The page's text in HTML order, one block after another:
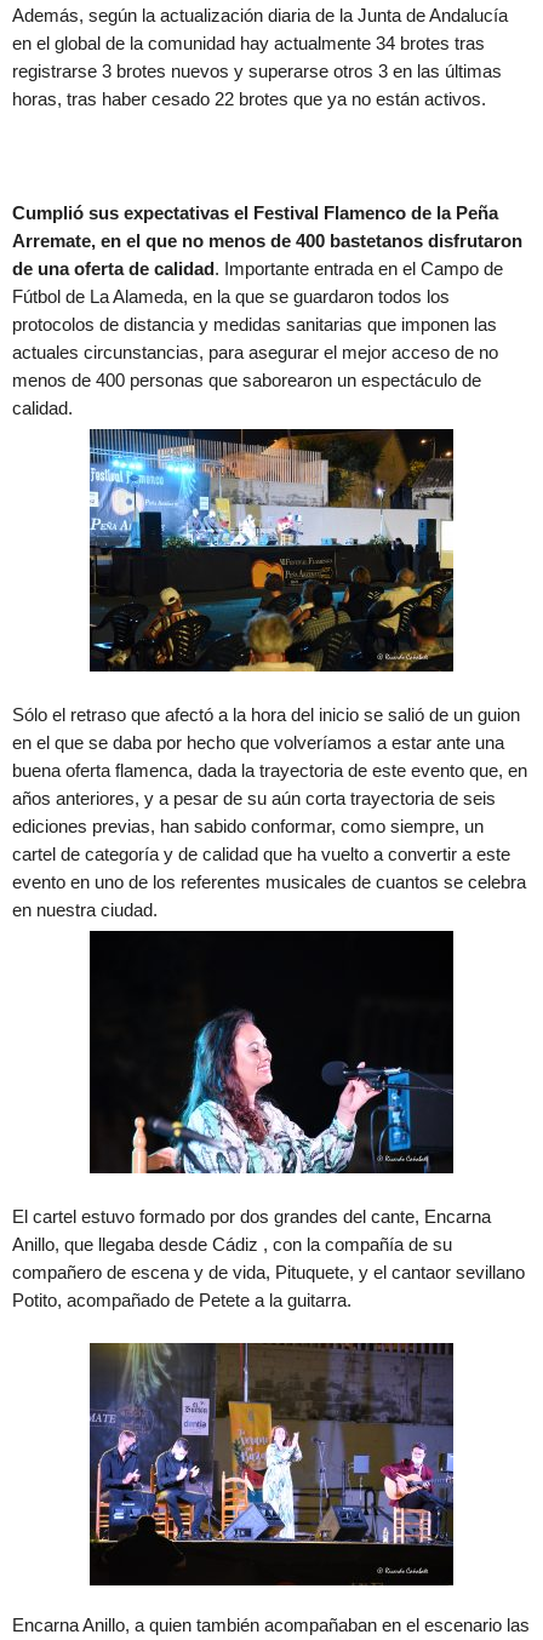
Además, según la actualización diaria de la Junta de Andalucía
en el global de la comunidad hay actualmente 34 brotes tras
registrarse 3 brotes nuevos y superarse otros 3 en las últimas
horas, tras haber cesado 22 brotes que ya no están activos.
Cumplió sus expectativas el Festival Flamenco de la Peña
Arremate, en el que no menos de 400 bastetanos disfrutaron
de una oferta de calidad. Importante entrada en el Campo de
Fútbol de La Alameda, en la que se guardaron todos los
protocolos de distancia y medidas sanitarias que imponen las
actuales circunstancias, para asegurar el mejor acceso de no
menos de 400 personas que saborearon un espectáculo de
calidad.
Sólo el retraso que afectó a la hora del inicio se salió de un guion
en el que se daba por hecho que volveríamos a estar ante una
buena oferta flamenca, dada la trayectoria de este evento que, en
años anteriores, y a pesar de su aún corta trayectoria de seis
ediciones previas, han sabido conformar, como siempre, un
cartel de categoría y de calidad que ha vuelto a convertir a este
evento en uno de los referentes musicales de cuantos se celebra
en nuestra ciudad.
El cartel estuvo formado por dos grandes del cante, Encarna
Anillo, que llegaba desde Cádiz , con la compañía de su
compañero de escena y de vida, Pituquete, y el cantaor sevillano
Potito, acompañado de Petete a la guitarra.
Encarna Anillo, a quien también acompañaban en el escenario las